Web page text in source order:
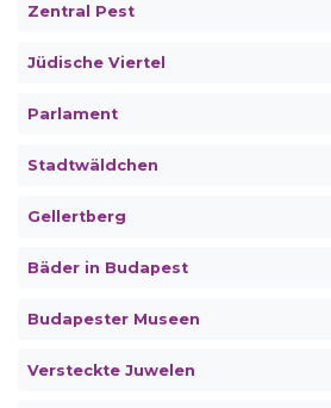
Zentral Pest
Jüdische Viertel
Parlament
Stadtwäldchen
Gellertberg
Bäder in Budapest
Budapester Museen
Versteckte Juwelen